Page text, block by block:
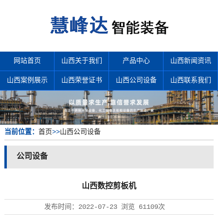
网站首页 山西关于我们 产品中心 山西新闻资讯
山西案例展示 山西荣誉证书 山西公司设备 山西联系我们
当前位置： 首页>>山西公司设备
公司设备
山西数控剪板机
发布时间： 2022-07-23浏览 61109次